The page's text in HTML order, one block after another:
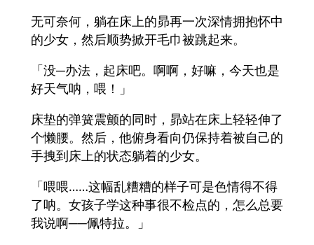
无可奈何，躺在床上的昴再一次深情拥抱怀中
的少女，然后顺势掀开毛巾被跳起来。
「没─办法，起床吧。啊啊，好嘛，今天也是
好天气呐，喂！」
床垫的弹簧震颤的同时，昴站在床上轻轻伸了
个懒腰。然后，他俯身看向仍保持着被自己的
手拽到床上的状态躺着的少女。
「喂喂……这幅乱糟糟的样子可是色情得不得
了呐。女孩子学这种事很不检点的，怎么总要
我说啊──佩特拉。」